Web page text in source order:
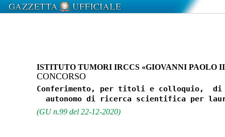
ISTITUTO TUMORI IRCCS «GIOVANNI PAOLO
CONCORSO
Conferimento, per titoli e colloquio,
(GU n.99 del 22-12-2020)